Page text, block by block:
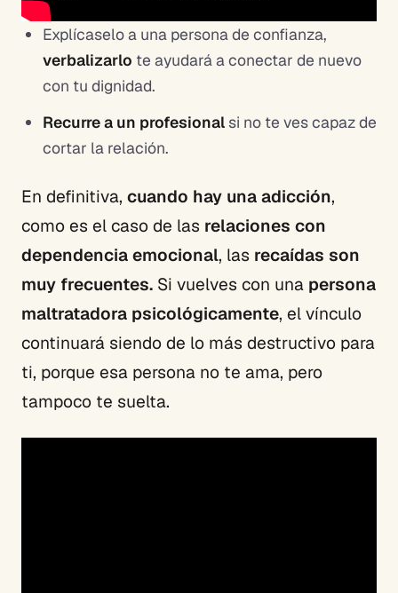
Explícaselo a una persona de confianza,
verbalizarlo te ayudará a conectar de nuevo
con tu dignidad.
Recurre a un profesional si no te ves capaz de
cortar la relación.
En definitiva, cuando hay una adicción,
como es el caso de las relaciones con
dependencia emocional, las recaídas son
muy frecuentes. Si vuelves con una persona
maltratadora psicológicamente, el vínculo
continuará siendo de lo más destructivo para
ti, porque esa persona no te ama, pero
tampoco te suelta.